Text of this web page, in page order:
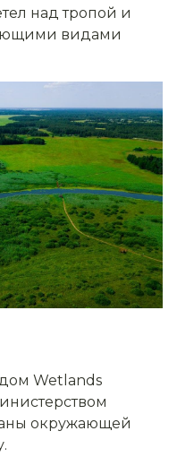
над тропой и
видами
Wetlands
окружающей